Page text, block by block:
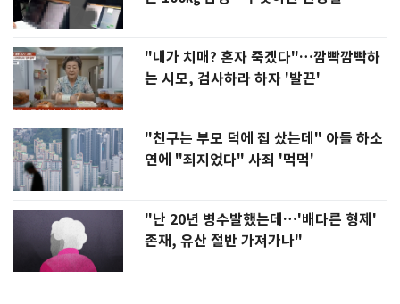
"내가 치매? 혼자 죽겠다"…깜빡깜빡하
는 시모, 검사하라 하자 '발끈'
"친구는 부모 덕에 집 샀는데" 아들 하소
연에 "죄지었다" 사죄 '먹먹'
"난 20년 병수발했는데…'배다른 형제'
존재, 유산 절반 가져가나"